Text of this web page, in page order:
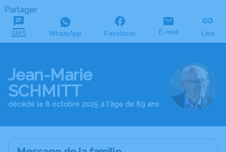
Partager
SMS WhatsApp Facebook E-mail Lien
Jean-Marie
SCHMITT
décédé le 8 octobre 2025 à l'âge de 89 ans